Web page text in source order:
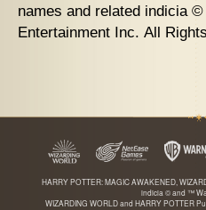
names and related indicia
Entertainment Inc. All
HARRY POTTER: MAGIC AWAKENED,
indicia © and ™
WIZARDING WORLD and HARRY POTTER